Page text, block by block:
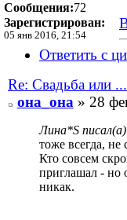
Сообщения:72
Зарегистрирован:
05 янв 2016, 21:54
Ответить с
Re: Свадьба или
она_она» 28
Лина*S
тоже всегда, не
Кто совсем
приглашал - но
никак.